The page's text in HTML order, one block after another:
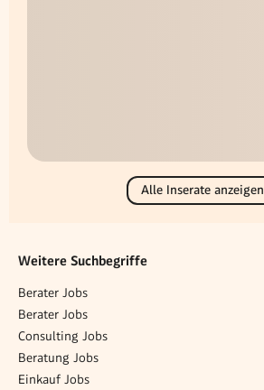
Alle Inserate anzeigen
Weitere Suchbegriffe
Berater Jobs
Berater Jobs
Consulting Jobs
Beratung Jobs
Einkauf Jobs